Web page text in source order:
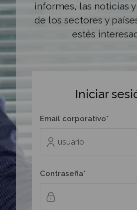
informes, las noticias
de los sectores y
estés
Iniciar
Email corporativo*
Contraseña*